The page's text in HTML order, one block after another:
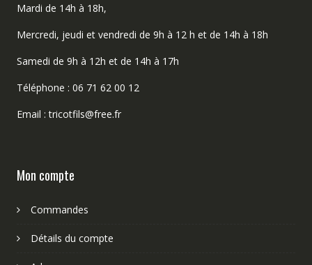
Mardi de 14h à 18h,
Mercredi, jeudi et vendredi de 9h à 12 h et de 14h à 18h
Samedi de 9h à 12h et de 14h à 17h
Téléphone : 06 71 62 00 12
Email : tricotfils@free.fr
Mon compte
Commandes
Détails du compte